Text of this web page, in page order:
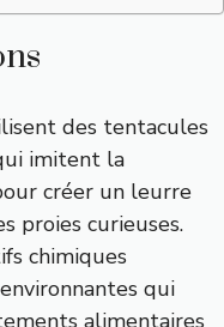
des tentacules
imitent la
créer un leurre
proies curieuses.
chimiques
qui
alimentaires